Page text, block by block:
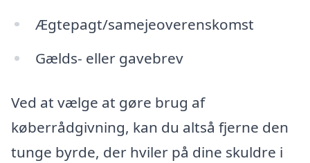
Ægtepagt/samejeoverenskomst
Gælds- eller gavebrev
Ved at vælge at gøre brug af
køberrådgivning, kan du altså fjerne den
tunge byrde, der hviler på dine skuldre i